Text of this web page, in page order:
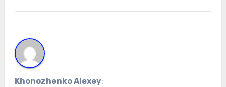
Khonozhenko Alexey: